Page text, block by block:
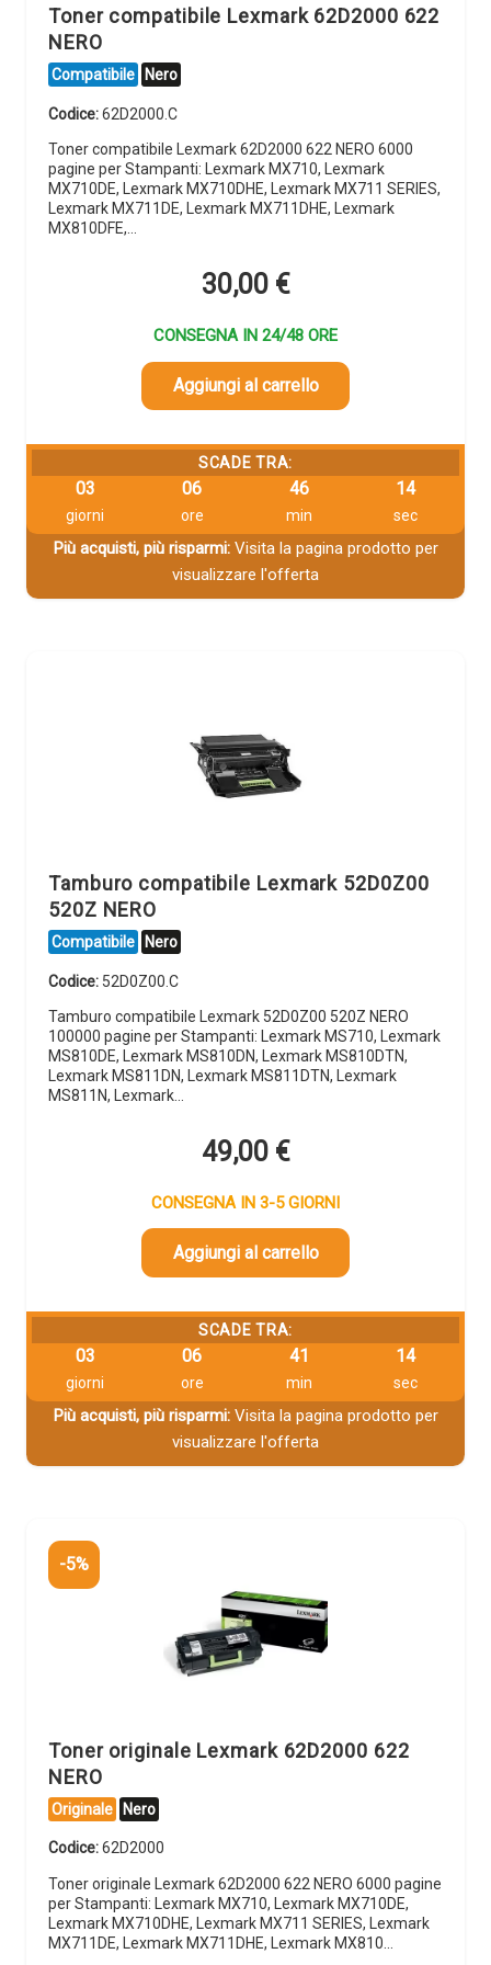
Toner compatibile Lexmark 62D2000 622
NERO
Compatibile Nero
Codice:62D2000.C
Toner compatibile Lexmark 62D2000 622 NERO 6000
pagine per Stampanti: Lexmark MX710, Lexmark
MX710DE, Lexmark MX710DHE, Lexmark MX711 SERIES,
Lexmark MX711DE, Lexmark MX711DHE, Lexmark
MX810DFE,…
30,00 €
CONSEGNA IN 24/48 ORE
Aggiungi al carrello
SCADE TRA:
03
giorni
06
ore
46
min
13
sec
Più acquisti, più risparmi:Visita la pagina prodotto per
visualizzare l'offerta
Tamburo compatibile Lexmark 52D0Z00
520Z NERO
Compatibile Nero
Codice: 52D0Z00.C
Tamburo compatibile Lexmark 52D0Z00 520Z NERO
100000 pagine per Stampanti: Lexmark MS710, Lexmark
MS810DE, Lexmark MS810DN, Lexmark MS810DTN,
Lexmark MS811DN, Lexmark MS811DTN, Lexmark
MS811N, Lexmark…
49,00 €
CONSEGNA IN 3-5 GIORNI
Aggiungi al carrello
SCADE TRA:
03
giorni
06
ore
41
min
13
sec
Più acquisti, più risparmi:Visita la pagina prodotto per
visualizzare l'offerta
-5%
Toner originale Lexmark 62D2000 622
NERO
Originale Nero
Codice:62D2000
Toner originale Lexmark 62D2000 622 NERO 6000 pagine
per Stampanti: Lexmark MX710, Lexmark MX710DE,
Lexmark MX710DHE, Lexmark MX711 SERIES, Lexmark
MX711DE, Lexmark MX711DHE, Lexmark MX810…